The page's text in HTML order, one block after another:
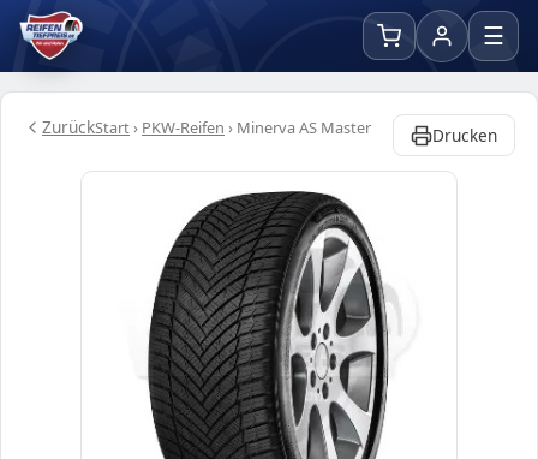
☰
ZurückStart› PKW-Reifen › Minerva AS Master Drucken